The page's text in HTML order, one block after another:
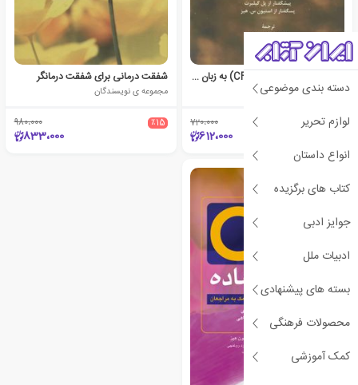
دسته بندی موضوعی
لوازم تحریر
انواع داستان
کتاب های برگزیده
جوایز ادبی
ادبیات ملل
بسته های پیشنهادی
محصولات فرهنگی
کمک آموزشی
درمان متمرکز بر شفقت (CFT) به زبان ساده
راسل کولتز
٪15 720،000
612،000
شفقت درمانی برای شفقت درمانگر
مجموعه ی نویسندگان
٪15 980،000
833،000